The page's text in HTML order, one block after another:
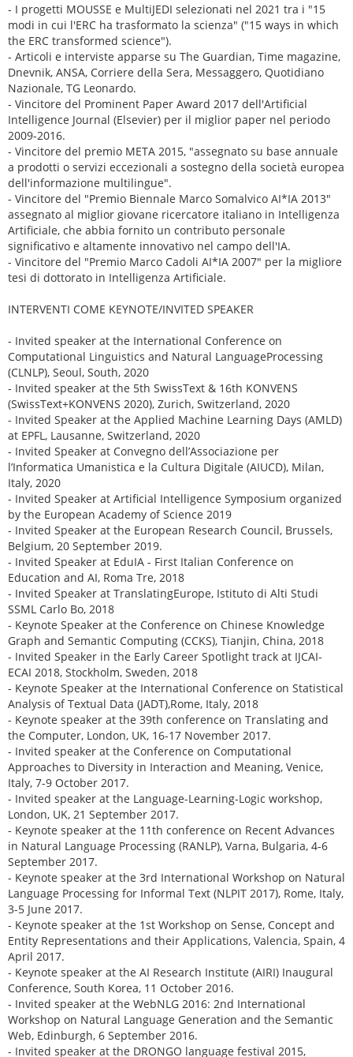
- I progetti MOUSSE e MultiJEDI selezionati nel 2021 tra i "15
modi in cui l'ERC ha trasformato la scienza" ("15 ways in which
the ERC transformed science").
- Articoli e interviste apparse su The Guardian, Time magazine,
Dnevnik, ANSA, Corriere della Sera, Messaggero, Quotidiano
Nazionale, TG Leonardo.
- Vincitore del Prominent Paper Award 2017 dell'Artificial
Intelligence Journal (Elsevier) per il miglior paper nel periodo
2009-2016.
- Vincitore del premio META 2015, "assegnato su base annuale
a prodotti o servizi eccezionali a sostegno della società europea
dell'informazione multilingue".
- Vincitore del "Premio Biennale Marco Somalvico AI*IA 2013"
assegnato al miglior giovane ricercatore italiano in Intelligenza
Artificiale, che abbia fornito un contributo personale
significativo e altamente innovativo nel campo dell'IA.
- Vincitore del "Premio Marco Cadoli AI*IA 2007" per la migliore
tesi di dottorato in Intelligenza Artificiale.
INTERVENTI COME KEYNOTE/INVITED SPEAKER
- Invited speaker at the International Conference on
Computational Linguistics and Natural LanguageProcessing
(CLNLP), Seoul, South, 2020
- Invited speaker at the 5th SwissText & 16th KONVENS
(SwissText+KONVENS 2020), Zurich, Switzerland, 2020
- Invited Speaker at the Applied Machine Learning Days (AMLD)
at EPFL, Lausanne, Switzerland, 2020
- Invited Speaker at Convegno dell’Associazione per
l’Informatica Umanistica e la Cultura Digitale (AIUCD), Milan,
Italy, 2020
- Invited Speaker at Artificial Intelligence Symposium organized
by the European Academy of Science 2019
- Invited Speaker at the European Research Council, Brussels,
Belgium, 20 September 2019.
- Invited Speaker at EduIA - First Italian Conference on
Education and AI, Roma Tre, 2018
- Invited Speaker at TranslatingEurope, Istituto di Alti Studi
SSML Carlo Bo, 2018
- Keynote Speaker at the Conference on Chinese Knowledge
Graph and Semantic Computing (CCKS), Tianjin, China, 2018
- Invited Speaker in the Early Career Spotlight track at IJCAI-
ECAI 2018, Stockholm, Sweden, 2018
- Keynote Speaker at the International Conference on Statistical
Analysis of Textual Data (JADT),Rome, Italy, 2018
- Keynote speaker at the 39th conference on Translating and
the Computer, London, UK, 16-17 November 2017.
- Invited speaker at the Conference on Computational
Approaches to Diversity in Interaction and Meaning, Venice,
Italy, 7-9 October 2017.
- Invited speaker at the Language-Learning-Logic workshop,
London, UK, 21 September 2017.
- Keynote speaker at the 11th conference on Recent Advances
in Natural Language Processing (RANLP), Varna, Bulgaria, 4-6
September 2017.
- Keynote speaker at the 3rd International Workshop on Natural
Language Processing for Informal Text (NLPIT 2017), Rome, Italy,
3-5 June 2017.
- Keynote speaker at the 1st Workshop on Sense, Concept and
Entity Representations and their Applications, Valencia, Spain, 4
April 2017.
- Keynote speaker at the AI Research Institute (AIRI) Inaugural
Conference, South Korea, 11 October 2016.
- Invited speaker at the WebNLG 2016: 2nd International
Workshop on Natural Language Generation and the Semantic
Web, Edinburgh, 6 September 2016.
- Invited speaker at the DRONGO language festival 2015,